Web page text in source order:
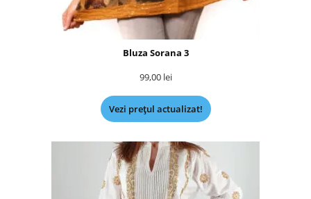
Bluza Sorana 3
99,00 lei
Vezi prețul actualizat!